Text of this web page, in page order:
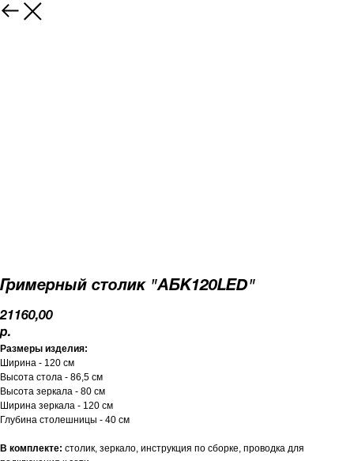
Гримерный столик "АБК120LED"
21160,00
р.
Размеры изделия:
Ширина - 120 см
Высота стола - 86,5 см
Высота зеркала - 80 см
Ширина зеркала - 120 см
Глубина столешницы - 40 см
В комплекте: столик, зеркало, инструкция по сборке, проводка для